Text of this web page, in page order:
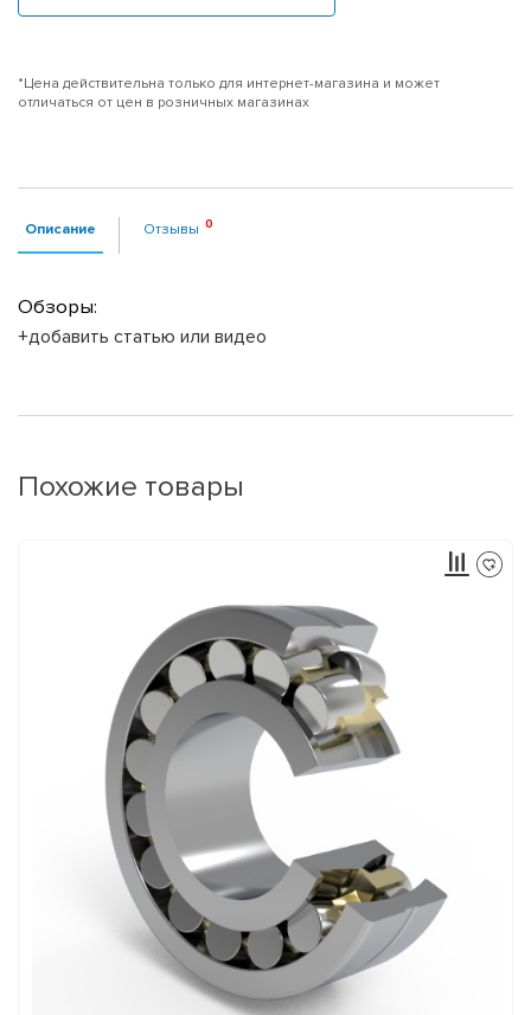
*Цена действительна только для интернет-магазина и может
отличаться от цен в розничных магазинах
Описание Отзывы
Обзоры:
+добавить статью или видео
Похожие товары